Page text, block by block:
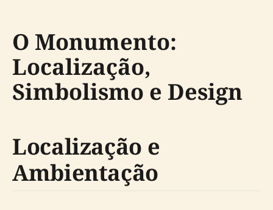
O Monumento:
Localização,
Simbolismo e Design
Localização e
Ambientação